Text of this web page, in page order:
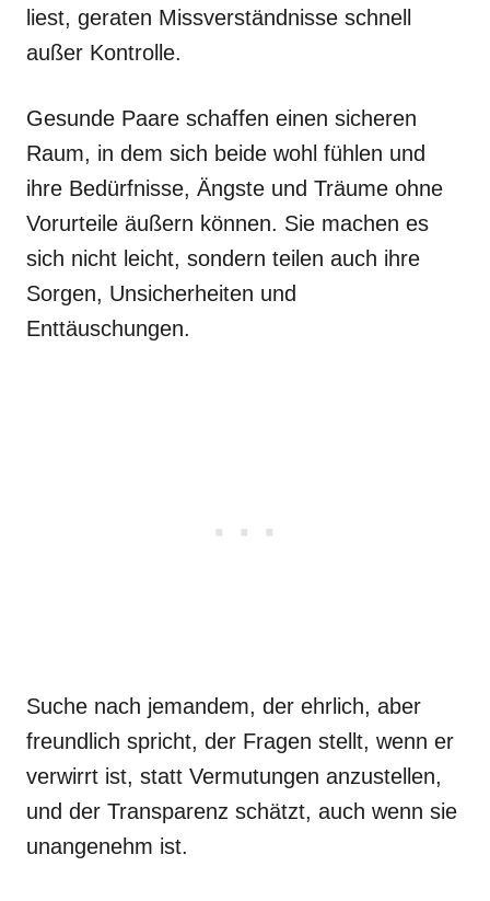
liest, geraten Missverständnisse schnell
außer Kontrolle.
Gesunde Paare schaffen einen sicheren
Raum, in dem sich beide wohl fühlen und
ihre Bedürfnisse, Ängste und Träume ohne
Vorurteile äußern können. Sie machen es
sich nicht leicht, sondern teilen auch ihre
Sorgen, Unsicherheiten und
Enttäuschungen.
Suche nach jemandem, der ehrlich, aber
freundlich spricht, der Fragen stellt, wenn er
verwirrt ist, statt Vermutungen anzustellen,
und der Transparenz schätzt, auch wenn sie
unangenehm ist.